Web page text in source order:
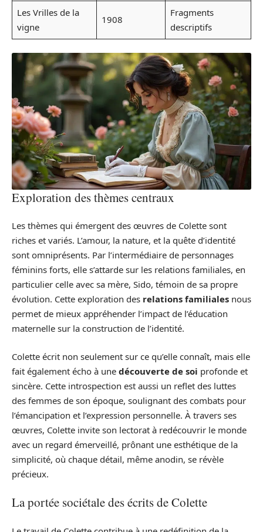
Les Vrilles de la
vigne
1908
Fragments
descriptifs
Exploration des thèmes centraux
Les thèmes qui émergent des œuvres de Colette sont
riches et variés. L’amour, la nature, et la quête d’identité
sont omniprésents. Par l’intermédiaire de personnages
féminins forts, elle s’attarde sur les relations familiales, en
particulier celle avec sa mère, Sido, témoin de sa propre
évolution. Cette exploration des relations familiales nous
permet de mieux appréhender l’impact de l’éducation
maternelle sur la construction de l’identité.
Colette écrit non seulement sur ce qu’elle connaît, mais elle
fait également écho à une découverte de soi profonde et
sincère. Cette introspection est aussi un reflet des luttes
des femmes de son époque, soulignant des combats pour
l’émancipation et l’expression personnelle. À travers ses
œuvres, Colette invite son lectorat à redécouvrir le monde
avec un regard émerveillé, prônant une esthétique de la
simplicité, où chaque détail, même anodin, se révèle
précieux.
La portée sociétale des écrits de Colette